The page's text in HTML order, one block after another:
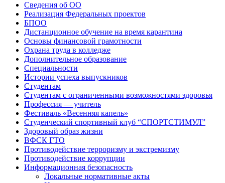
Сведения об ОО
Реализация Федеральных проектов
БПОО
Дистанционное обучение на время карантина
Основы финансовой грамотности
Охрана труда в колледже
Дополнительное образование
Специальности
Истории успеха выпускников
Студентам
Студентам с ограниченными возможностями здоровья
Профессия — учитель
Фестиваль «Весенняя капель»
Студенческий спортивный клуб “СПОРТСТИМУЛ”
Здоровый образ жизни
ВФСК ГТО
Противодействие терроризму и экстремизму
Противодействие коррупции
Информационная безопасность
Локальные нормативные акты